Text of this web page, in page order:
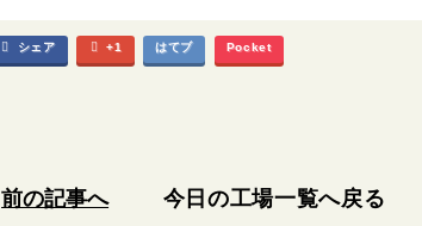
シェア +1 はてブ Pocket
前の記事へ 今日の工場一覧へ戻る